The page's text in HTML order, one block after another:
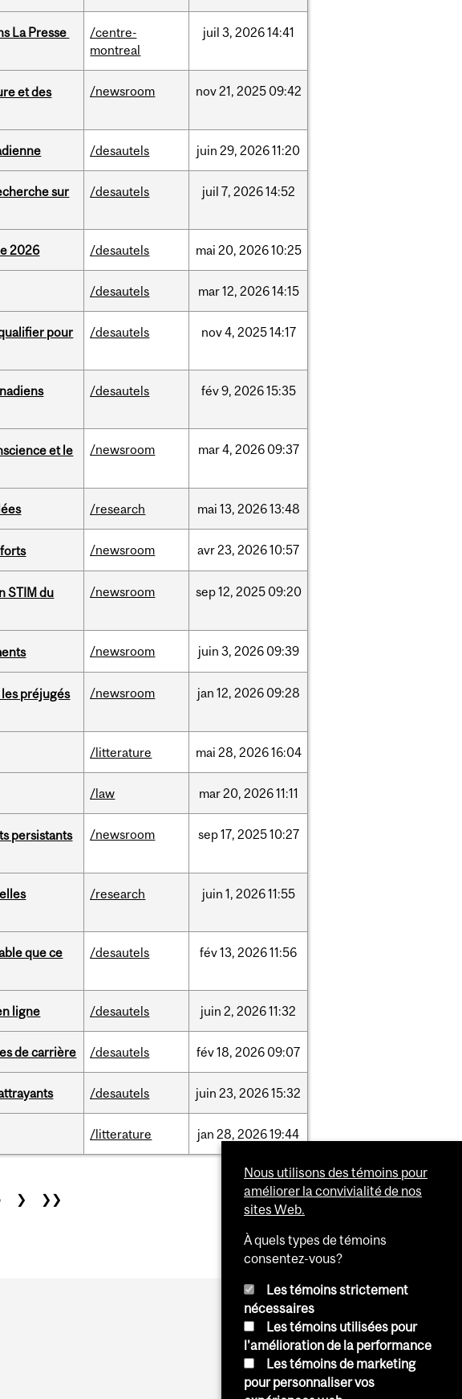
La Presse
/centre-
montreal
juil 3, 202614:41
et des
/newsroom nov21, 2025 09:42
/desautels juin 29, 202611:20
sur
/desautels juil 7, 202614:52
2026 /desautels mai 20, 202610:25
/desautels mar12, 202614:15
pour
/desautels nov4, 202514:17
/desautels fév9, 202615:35
et le
/newsroom mar4, 2026 09:37
/research mai 13, 202613:48
/newsroom avr23, 202610:57
STIM du
/newsroom sep12, 2025 09:20
/newsroom juin 3, 2026 09:39
préjugés
/newsroom jan 12, 2026 09:28
/litterature mai 28, 202616:04
/law mar20, 202611:11
persistants
/newsroom sep17, 202510:27
/research juin 1, 202611:55
que ce
/desautels fév13, 202611:56
ligne /desautels juin 2, 202611:32
de carrière /desautels fév18, 2026 09:07
/desautels juin 23, 202615:32
/litterature jan 28, 202619:44
❯ ❯❯
Nous utilisons des témoins pour
améliorer la convivialité de nos
sites Web.
À quels types de témoins
consentez-vous?
Les témoins strictement
nécessaires
Les témoins utilisées pour
l'amélioration de la performance
Les témoins de marketing
pour personnaliser vos